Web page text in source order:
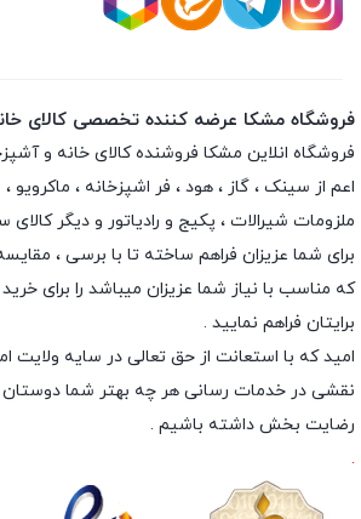
فروشگاه مشکا عرضه کننده تخصصی کالای
فروشگاه انلاین مشکا فروشنده کالای خانه و
اعم از سینک ، گاز ، هود ، فر اشپزخانه ، ماکرویو
ملزومات شیرالات ، پکیج و رادیاتور و دیگر کالای
برای شما عزیزان فراهم ساخته تا با برسی ،
که مناسب با نیاز شما عزیزان میباشد را برای
برایتان فراهم نمایید .
امید که با استعانت از حق تعالی در سایه ولایت
نقشی در خدمات رسانی هر چه بهتر شما دوستان
رضایت بخش داشته باشیم .
.